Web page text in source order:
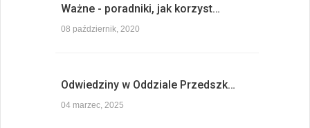
Ważne - poradniki, jak korzyst…
08 październik, 2020
Odwiedziny w Oddziale Przedszk…
04 marzec, 2025